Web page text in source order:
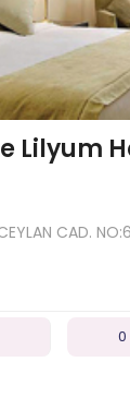
Lilyum
CAD. NO:6
0